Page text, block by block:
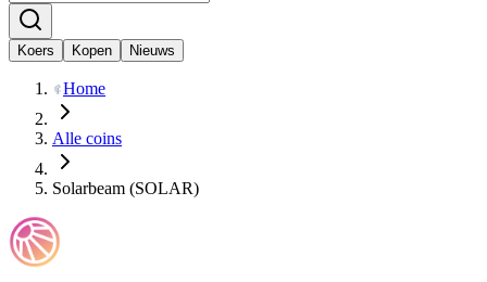
Koers Kopen Nieuws
Home
Alle coins
Solarbeam (SOLAR)